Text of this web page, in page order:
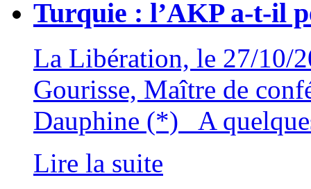
Turquie : l’AKP a-t-il
La Libération, le 27/10/
Gourisse, Maître de
Dauphine (*) A
Lire la suite